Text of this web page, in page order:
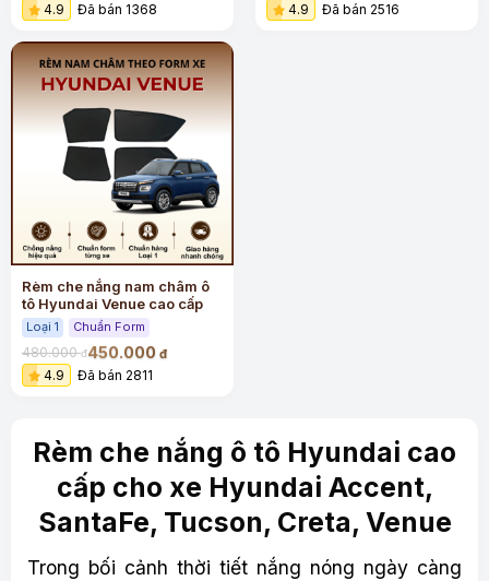
4.9 Đã bán 1368 4.9 Đã bán 2516
Rèm che nắng nam châm ô
tô Hyundai Venue cao cấp
Loại 1 Chuẩn Form
480.000đ450.000 đ
4.9 Đã bán 2811
Rèm che nắng ô tô Hyundai cao
cấp cho xe Hyundai Accent,
SantaFe, Tucson, Creta, Venue
Trong bối cảnh thời tiết nắng nóng ngày càng